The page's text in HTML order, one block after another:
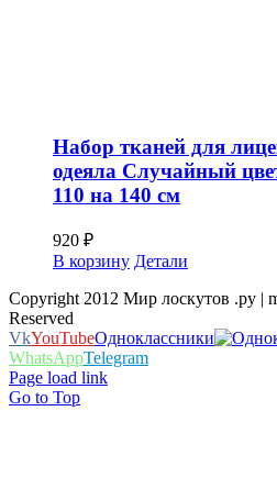
Набор тканей для
одеяла Случайный
110 на 140 см
920 ₽
В корзину Детали
Copyright 2012 Мир лоскутов .ру |
Reserved
VkYouTubeОдноклассники
WhatsAppTelegram
Page load link
Go to Top